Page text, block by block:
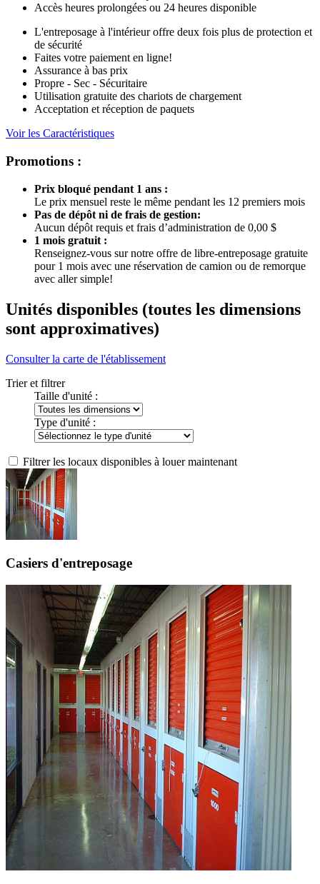
Accès heures prolongées ou 24 heures disponible
L'entreposage à l'intérieur offre deux fois plus de protection et
de sécurité
Faites votre paiement en ligne!
Assurance à bas prix
Propre - Sec - Sécuritaire
Utilisation gratuite des chariots de chargement
Acceptation et réception de paquets
Voir les Caractéristiques
Promotions :
Prix bloqué pendant 1 ans :
Le prix mensuel reste le même pendant les 12 premiers mois
Pas de dépôt ni de frais de gestion:
Aucun dépôt requis et frais d’administration de 0,00 $
1 mois gratuit :
Renseignez-vous sur notre offre de libre-entreposage gratuite
pour 1 mois avec une réservation de camion ou de remorque
avec aller simple!
Unités disponibles (toutes les dimensions
sont approximatives)
Consulter la carte de l'établissement
Trier et filtrer
Taille d'unité :
Type d'unité :
Filtrer les locaux disponibles à louer maintenant
Casiers d'entreposage